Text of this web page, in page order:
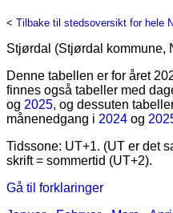
< Tilbake til stedsoversikt for hele
Stjørdal (Stjørdal kommune,
Denne tabellen er for året
finnes også tabeller med
og 2025, og dessuten
månenedgang i 2024 og
Tidssone: UT+1. (UT er det
skrift = sommertid (UT+2).
Gå til forklaringer